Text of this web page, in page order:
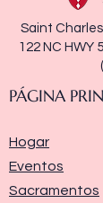
Saint
122 NC HWY
PÁGINA
Hogar
Eventos
Sacramentos